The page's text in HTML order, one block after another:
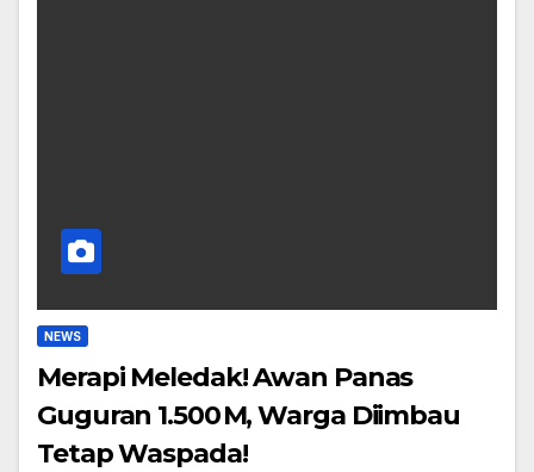
NEWS
Merapi Meledak! Awan Panas
Guguran 1.500 M, Warga Diimbau
Tetap Waspada!